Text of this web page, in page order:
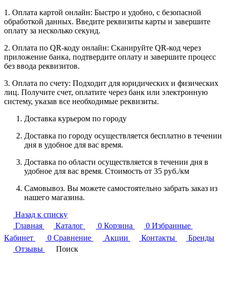
1. Оплата картой онлайн: Быстро и удобно, с безопасной
обработкой данных. Введите реквизиты карты и завершите
оплату за несколько секунд.
2. Оплата по QR-коду онлайн: Сканируйте QR-код через
приложение банка, подтвердите оплату и завершите процесс
без ввода реквизитов.
3. Оплата по счету: Подходит для юридических и физических
лиц. Получите счет, оплатите через банк или электронную
систему, указав все необходимые реквизиты.
Доставка курьером по городу
Доставка по городу осуществляется бесплатно в течении
дня в удобное для вас время.
Доставка по области осуществляется в течении дня в
удобное для вас время. Стоимость от 35 руб./км
Самовывоз. Вы можете самостоятельно забрать заказ из
нашего магазина.
Назад к списку
Главная
Каталог 0 Корзина 0 Избранные
Кабинет
0 Сравнение Акции Контакты
Бренды
Отзывы
Поиск